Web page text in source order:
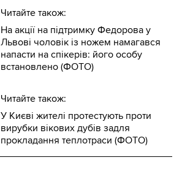
Читайте також:
На акції на підтримку Федорова у
Львові чоловік із ножем намагався
напасти на спікерів: його особу
встановлено (ФОТО)
Читайте також:
У Києві жителі протестують проти
вирубки вікових дубів задля
прокладання теплотраси (ФОТО)